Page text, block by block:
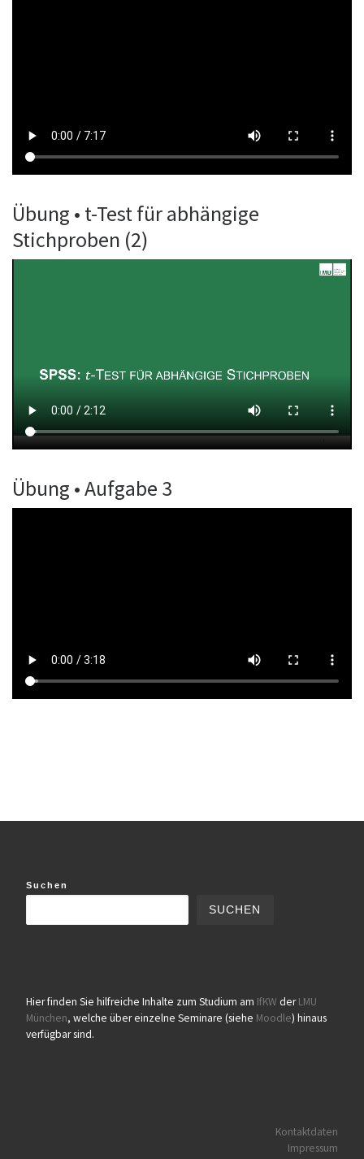
Übung • t-Test für abhängige
Stichproben (2)
Übung • Aufgabe 3
Suchen
SUCHEN
Hier finden Sie hilfreiche Inhalte zum Studium am IfKW derLMU
München, welche über einzelne Seminare (siehe Moodle) hinaus
verfügbar sind.
Kontaktdaten
Impressum